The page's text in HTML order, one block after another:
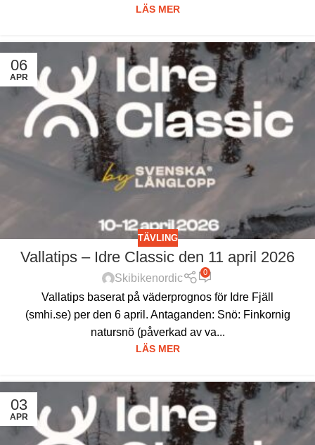
LÄS MER
06
APR
TÄVLING
Vallatips – Idre Classic den 11 april 2026
Skibikenordic
0
Vallatips baserat på väderprognos för Idre Fjäll
(smhi.se) per den 6 april. Antaganden: Snö: Finkornig
natursnö (påverkad av va...
LÄS MER
03
APR